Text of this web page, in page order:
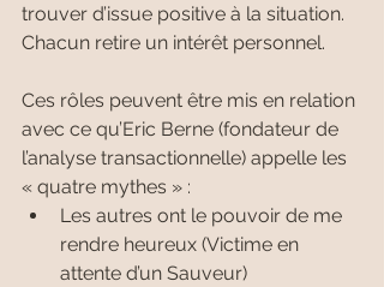
trouver d’issue positive à la situation.
Chacun retire un intérêt personnel.
Ces rôles peuvent être mis en relation
avec ce qu’Eric Berne (fondateur de
l’analyse transactionnelle) appelle les
« quatre mythes » :
Les autres ont le pouvoir de me
rendre heureux (Victime en
attente d’un Sauveur)